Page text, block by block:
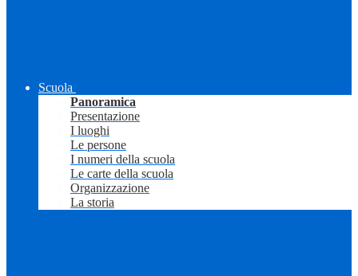
Scuola
Panoramica
Presentazione
I luoghi
Le persone
I numeri della scuola
Le carte della scuola
Organizzazione
La storia